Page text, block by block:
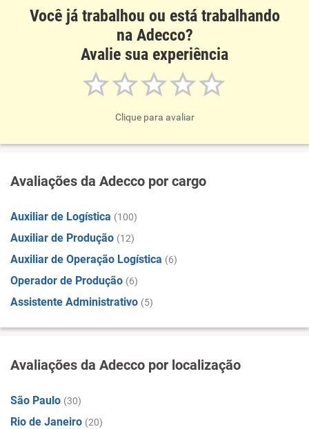
Você já trabalhou ou está trabalhando
na Adecco?
Avalie sua experiência
Clique para avaliar
Avaliações da Adecco por cargo
Auxiliar de Logística (100)
Auxiliar de Produção (12)
Auxiliar de Operação Logística (6)
Operador de Produção (6)
Assistente Administrativo (5)
Avaliações da Adecco por localização
São Paulo (30)
Rio de Janeiro (20)